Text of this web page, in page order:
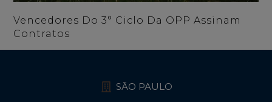
Vencedores Do 3° Ciclo Da OPP Assinam
Contratos
SÃO PAULO